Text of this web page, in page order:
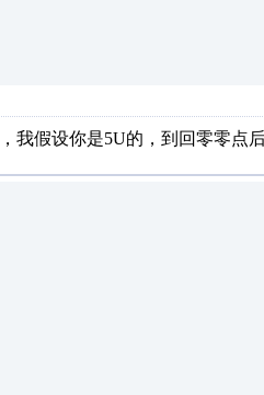
我假设你是5U的，到回零零点